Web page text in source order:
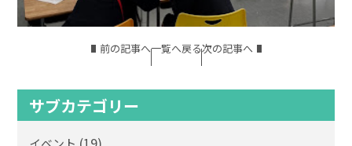
前の記事へ一覧へ戻る次の記事へ
サブカテゴリー